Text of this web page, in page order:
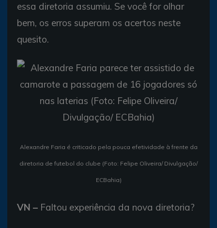
essa diretoria assumiu. Se você for olhar
bem, os erros superam os acertos neste
quesito.
Alexandre Faria é criticado pela pouca efetividade à frente da
diretoria de futebol do clube (Foto: Felipe Oliveira/ Divulgação/
ECBahia)
VN – Faltou experiência da nova diretoria?